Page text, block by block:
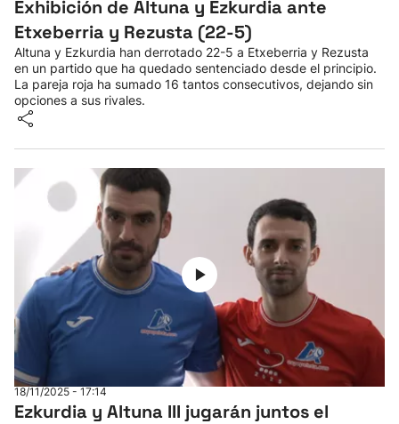
Exhibición de Altuna y Ezkurdia ante
Etxeberria y Rezusta (22-5)
Altuna y Ezkurdia han derrotado 22-5 a Etxeberria y Rezusta
en un partido que ha quedado sentenciado desde el principio.
La pareja roja ha sumado 16 tantos consecutivos, dejando sin
opciones a sus rivales.
18/11/2025 - 17:14
Ezkurdia y Altuna III jugarán juntos el